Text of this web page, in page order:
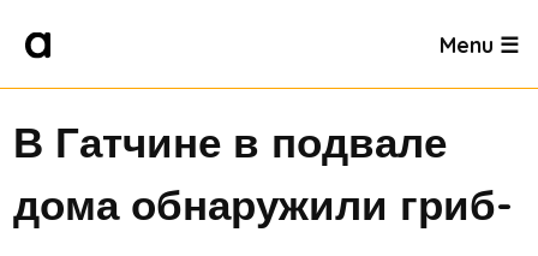
Menu ☰
В Гатчине в подвале
дома обнаружили гриб-